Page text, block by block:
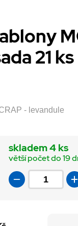
21 ks
- levandule
skladem 4 ks
větší počet do 19